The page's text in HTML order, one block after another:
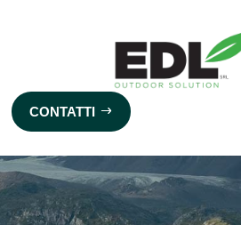
CONTATTI